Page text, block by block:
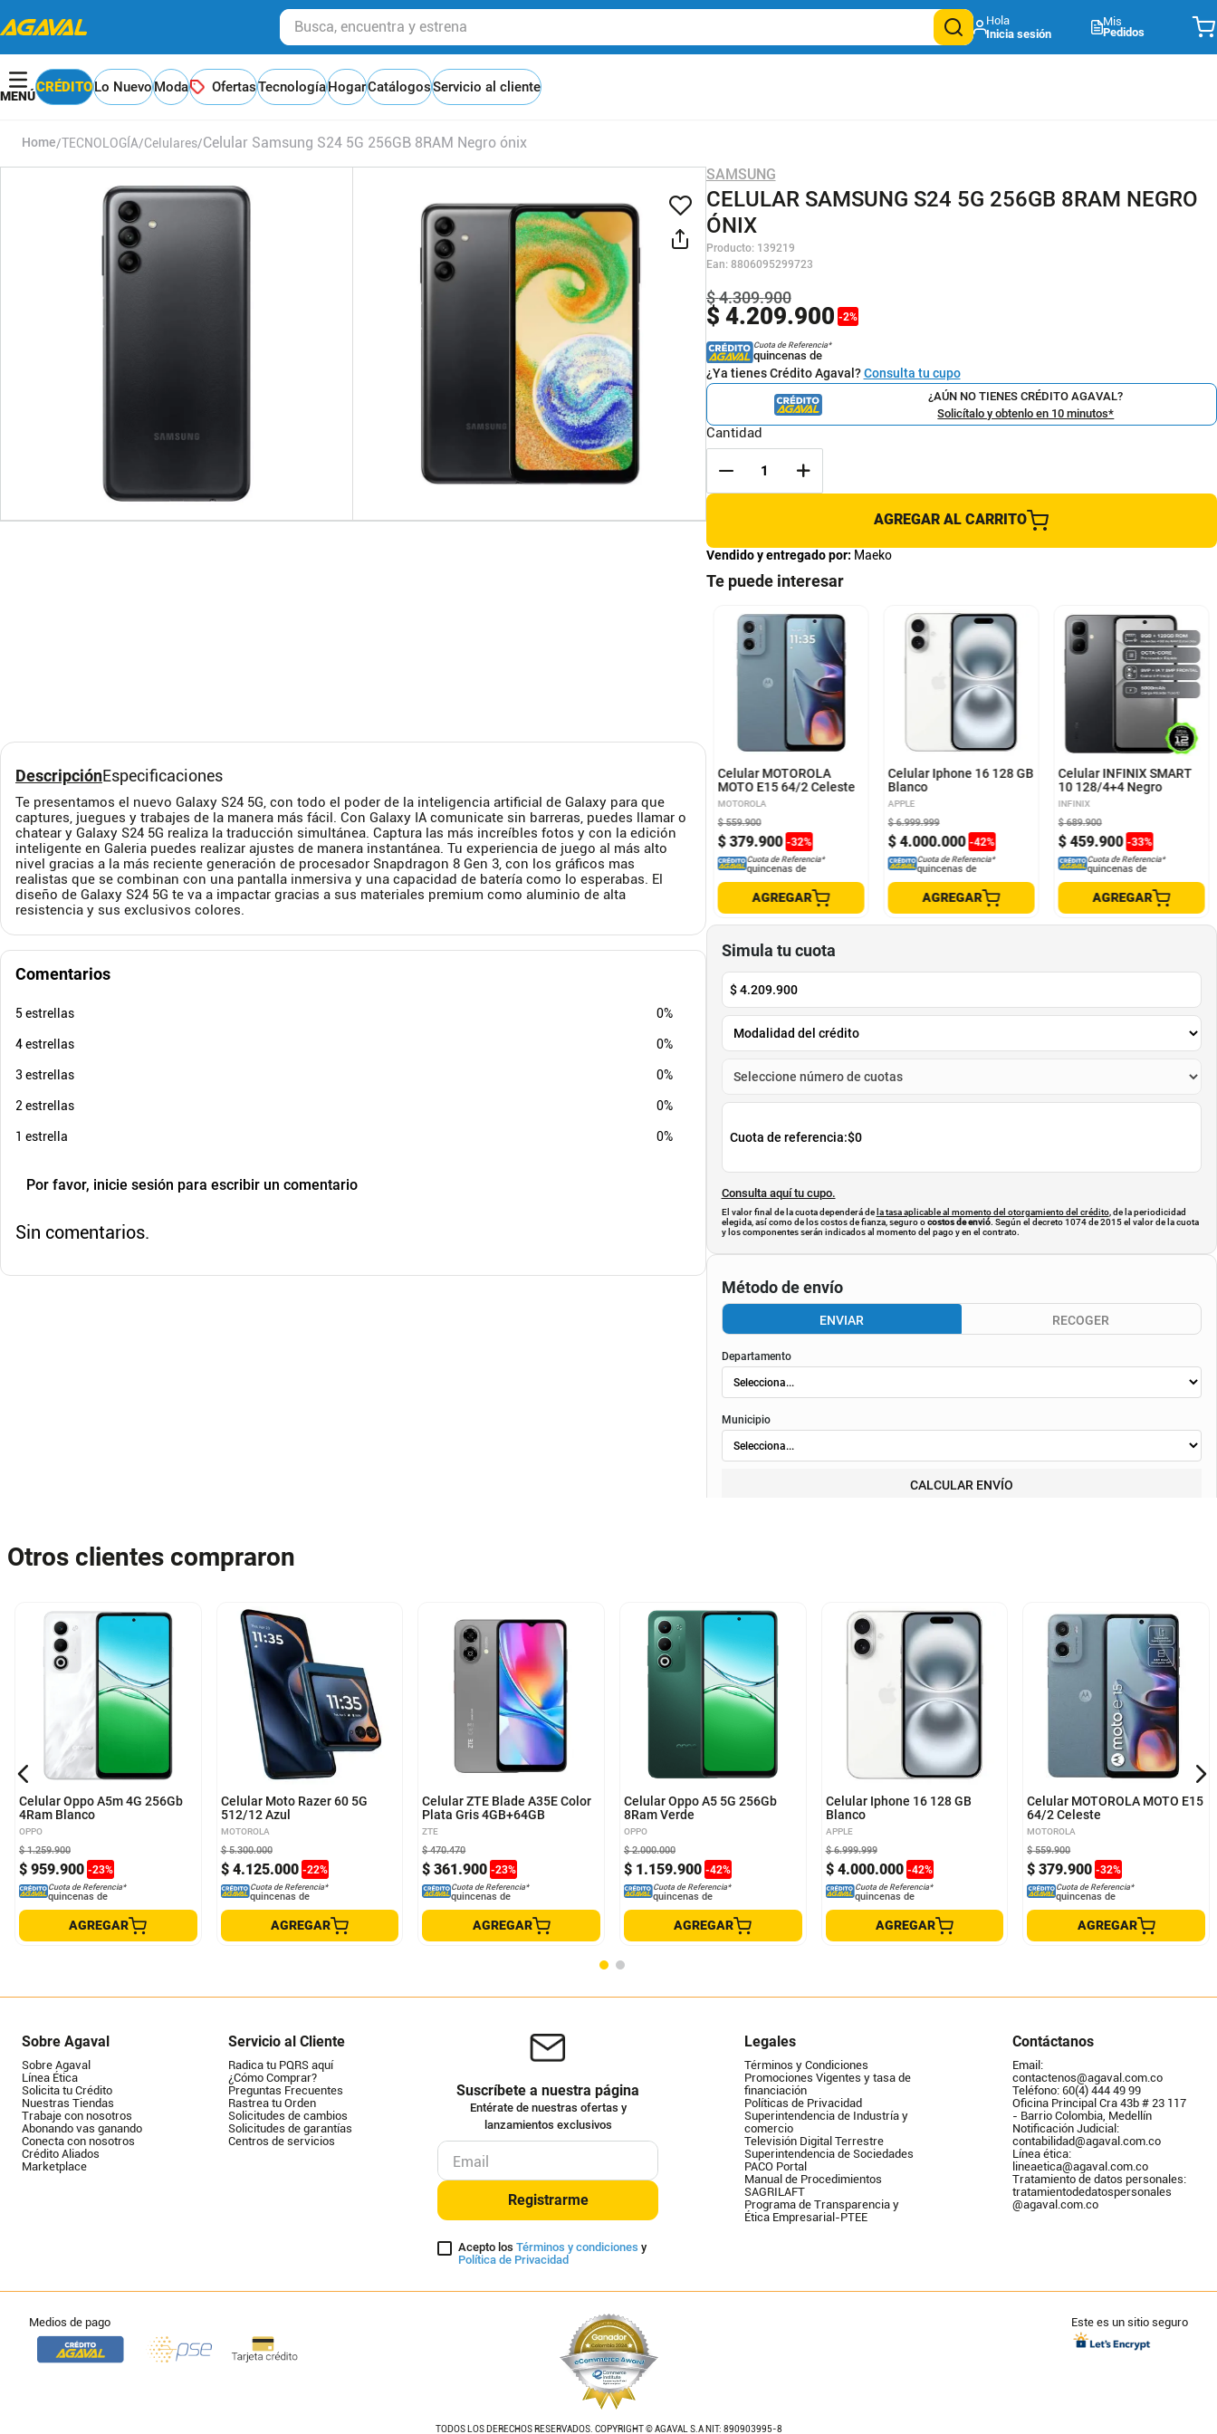
Busca, encuentra y estrena
Mis
Pedidos
CRÉDITOLo NuevoModa OfertasTecnologíaHogarCatálogosServicio al cliente
TECNOLOGÍA Celulares Celular Samsung S24 5G 256GB 8RAM Negro ónix
DescripciónEspecificaciones
Te presentamos el nuevo Galaxy S24 5G, con todo el poder de la inteligencia artificial de Galaxy para que
captures, juegues y trabajes de la manera más fácil. Con Galaxy IA comunicate sin barreras, puedes llamar o
chatear y Galaxy S24 5G realiza la traducción simultánea. Captura las más increíbles fotos y con la edición
inteligente en Galeria puedes realizar ajustes de manera instantánea. Tu experiencia de juego al más alto
nivel gracias a la más reciente generación de procesador Snapdragon 8 Gen 3, con los gráficos mas
realistas que se combinan con una pantalla inmersiva y una capacidad de batería como lo esperabas. El
diseño de Galaxy S24 5G te va a impactar gracias a sus materiales premium como aluminio de alta
resistencia y sus exclusivos colores.
Comentarios
5 estrellas 0%
4 estrellas 0%
3 estrellas 0%
2 estrellas 0%
1 estrella 0%
Por favor, inicie sesión para escribir un comentario
Sin comentarios.
SAMSUNG
CELULAR SAMSUNG S24 5G 256GB 8RAM NEGRO
ÓNIX
Producto: 139219
Ean: 8806095299723
$ 4.209.900 -2%
$4.309.900
Cuota de Referencia*
quincenas de
¿Ya tienes Crédito Agaval?Consulta tu cupo
¿AÚN NO TIENES CRÉDITO AGAVAL?
Solicítalo y obtenlo en 10 minutos*
Cantidad
AGREGAR AL CARRITO
Vendido y entregado por: Maeko
Te puede interesar
$ 389.900 -33 %
$ 589.900
Cuota de Referencia*
quincenas de
AGREGAR
$ 89.900
Cuota de Referencia*
quincenas de
AGREGAR
$ 89.900
Cuota de Referencia*
quincenas de
AGREGAR
Celular MOTOROLA
MOTO E15 64/2 Celeste
MOTOROLA
$ 379.900 -32%
$ 559.900
Cuota de Referencia*
quincenas de
AGREGAR
Celular Iphone 16 128 GB
Blanco
APPLE
$ 4.000.000 -42%
$ 6.999.999
Cuota de Referencia*
quincenas de
AGREGAR
Celular INFINIX SMART
10 128/4+4 Negro
INFINIX
$ 459.900 -33%
$ 689.900
Cuota de Referencia*
quincenas de
AGREGAR
Simula tu cuota
$4.209.900
Cuota de referencia:$0
Consulta aquí tu cupo.
El valor final de la cuota dependerá de la tasa aplicable al momento del otorgamiento del crédito, de la periodicidad
elegida, así como de los costos de fianza, seguro ocostos de envió. Según el decreto 1074 de 2015 el valor de la cuota
y los componentes serán indicados al momento del pago y en el contrato.
Método de envío
ENVIAR RECOGER
Departamento
Municipio
CALCULAR ENVÍO
Otros clientes compraron
Celular Oppo A5m 4G 256Gb
4Ram Blanco
OPPO
$ 959.900 -23%
$ 1.259.900
Cuota de Referencia*
quincenas de
AGREGAR
Celular Moto Razer 60 5G
512/12 Azul
MOTOROLA
$ 4.125.000 -22%
$ 5.300.000
Cuota de Referencia*
quincenas de
AGREGAR
Celular ZTE Blade A35E Color
Plata Gris 4GB+64GB
ZTE
$ 361.900 -23%
$ 470.470
Cuota de Referencia*
quincenas de
AGREGAR
Celular Oppo A5 5G 256Gb
8Ram Verde
OPPO
$ 1.159.900 -42%
$ 2.000.000
Cuota de Referencia*
quincenas de
AGREGAR
Celular Iphone 16 128 GB
Blanco
APPLE
$ 4.000.000 -42%
$ 6.999.999
Cuota de Referencia*
quincenas de
AGREGAR
Celular MOTOROLA MOTO E15
64/2 Celeste
MOTOROLA
$ 379.900 -32%
$ 559.900
Cuota de Referencia*
quincenas de
AGREGAR
Sobre Agaval
Sobre Agaval
Línea Ética
Solicita tu Crédito
Nuestras Tiendas
Trabaje con nosotros
Abonando vas ganando
Conecta con nosotros
Crédito Aliados
Marketplace
Servicio al Cliente
Radica tu PQRS aquí
¿Cómo Comprar?
Preguntas Frecuentes
Rastrea tu Orden
Solicitudes de cambios
Solicitudes de garantías
Centros de servicios
Suscríbete a nuestra página
Entérate de nuestras ofertas y
lanzamientos exclusivos
Registrarme
Acepto los Términos y condiciones y
Política de Privacidad
Legales
Términos y Condiciones
Promociones Vigentes y tasa de
financiación
Políticas de Privacidad
Superintendencia de Industría y
comercio
Televisión Digital Terrestre
Superintendencia de Sociedades
PACO Portal
Manual de Procedimientos
SAGRILAFT
Programa de Transparencia y
Ética Empresarial-PTEE
Contáctanos
Email:
contactenos@agaval.com.co
Teléfono: 60(4) 444 49 99
Oficina Principal Cra 43b # 23 117
- Barrio Colombia, Medellín
Notificación Judicial:
contabilidad@agaval.com.co
Línea ética:
lineaetica@agaval.com.co
Tratamiento de datos personales:
tratamientodedatospersonales
@agaval.com.co
Medios de pago
TODOS LOS DERECHOS RESERVADOS. COPYRIGHT © AGAVAL S.A NIT: 890903995-8
Este es un sitio seguro